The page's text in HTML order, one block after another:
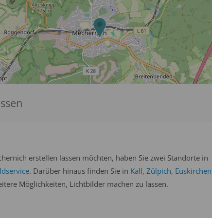
erstellen lassen möchten, haben Sie zwei Standorte in
. Darüber hinaus finden Sie in Kall, Zülpich, Euskirchen
Möglichkeiten, Lichtbilder machen zu lassen.